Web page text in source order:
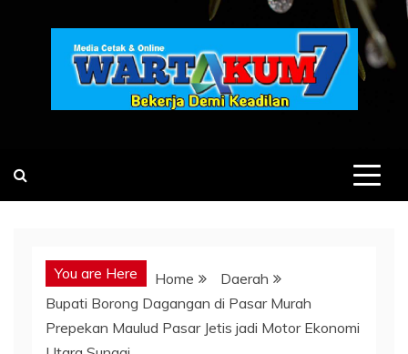
You are Here Home
Daerah
Bupati Borong Dagangan di Pasar Murah
Prepekan Maulud Pasar Jetis jadi Motor Ekonomi